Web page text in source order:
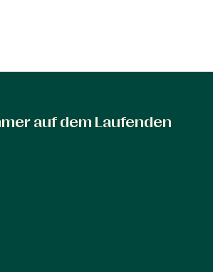
auf dem Laufenden